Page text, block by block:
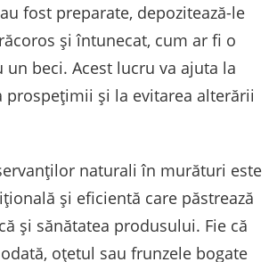
fost preparate, depozitează-le
și întunecat, cum ar fi o
un beci. Acest lucru va ajuta la
prospețimii și la evitarea alterării
naturali în murături este
și eficientă care păstrează
și sănătatea produsului. Fie că
oțetul sau frunzele bogate